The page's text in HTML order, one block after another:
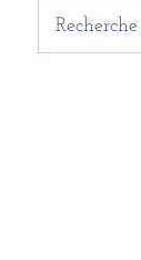
Recherche